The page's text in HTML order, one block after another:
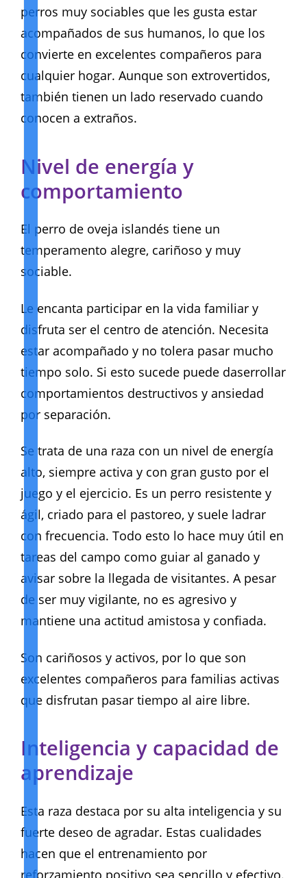
perros muy sociables que les gusta estar
acompañados de sus humanos, lo que los
convierte en excelentes compañeros para
cualquier hogar. Aunque son extrovertidos,
también tienen un lado reservado cuando
conocen a extraños.
Nivel de energía y
comportamiento
El perro de oveja islandés tiene un
temperamento alegre, cariñoso y muy
sociable.
Le encanta participar en la vida familiar y
disfruta ser el centro de atención. Necesita
estar acompañado y no tolera pasar mucho
tiempo solo. Si esto sucede puede daserrollar
comportamientos destructivos y ansiedad
por separación.
Se trata de una raza con un nivel de energía
alto, siempre activa y con gran gusto por el
juego y el ejercicio. Es un perro resistente y
ágil, criado para el pastoreo, y suele ladrar
con frecuencia. Todo esto lo hace muy útil en
tareas del campo como guiar al ganado y
avisar sobre la llegada de visitantes. A pesar
de ser muy vigilante, no es agresivo y
mantiene una actitud amistosa y confiada.
Son cariñosos y activos, por lo que son
excelentes compañeros para familias activas
que disfrutan pasar tiempo al aire libre.
Inteligencia y capacidad de
aprendizaje
Esta raza destaca por su alta inteligencia y su
fuerte deseo de agradar. Estas cualidades
hacen que el entrenamiento por
reforzamiento positivo sea sencillo y efectivo.